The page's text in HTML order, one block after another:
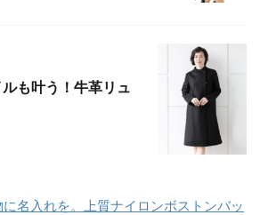
も叶う！牛革リュ
名入れを。上質ナイロンボストンバッ